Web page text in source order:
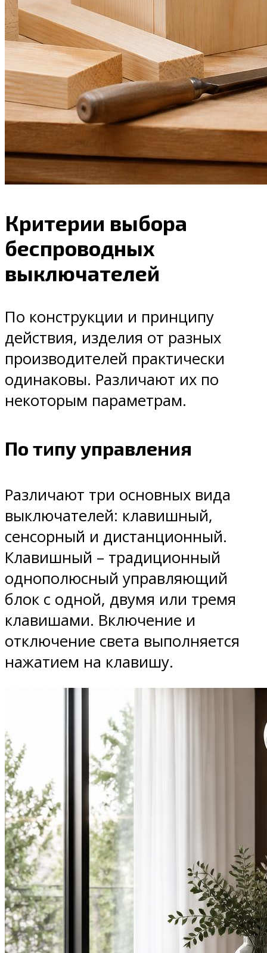
Критерии выбора
беспроводных
выключателей
По конструкции и принципу
действия, изделия от разных
производителей практически
одинаковы. Различают их по
некоторым параметрам.
По типу управления
Различают три основных вида
выключателей: клавишный,
сенсорный и дистанционный.
Клавишный – традиционный
однополюсный управляющий
блок с одной, двумя или тремя
клавишами. Включение и
отключение света выполняется
нажатием на клавишу.